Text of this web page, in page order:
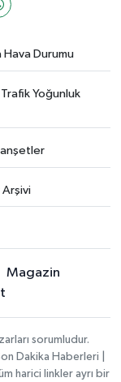
Hava Durumu
Yoğunluk
Magazin
sorumludur.
Dakika Haberleri |
harici linkler ayrı bir